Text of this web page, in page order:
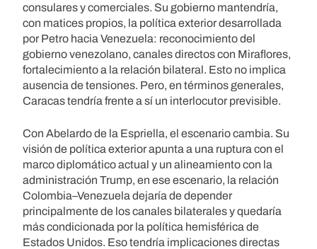
consulares y comerciales. Su gobierno mantendría,
con matices propios, la política exterior desarrollada
por Petro hacia Venezuela: reconocimiento del
gobierno venezolano, canales directos con Miraflores,
fortalecimiento a la relación bilateral. Esto no implica
ausencia de tensiones. Pero, en términos generales,
Caracas tendría frente a sí un interlocutor previsible.
Con Abelardo de la Espriella, el escenario cambia. Su
visión de política exterior apunta a una ruptura con el
marco diplomático actual y un alineamiento con la
administración Trump, en ese escenario, la relación
Colombia–Venezuela dejaría de depender
principalmente de los canales bilaterales y quedaría
más condicionada por la política hemisférica de
Estados Unidos. Eso tendría implicaciones directas